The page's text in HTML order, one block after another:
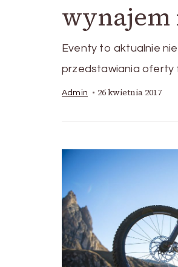
wynajem
Eventy to aktualnie
przedstawiania oferty
Admin 26 kwietnia 2017